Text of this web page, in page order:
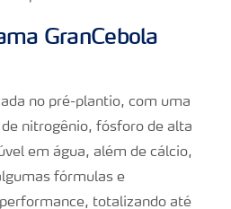
GranCebola
no pré-plantio, com uma
nitrogênio, fósforo de alta
em água, além de cálcio,
fórmulas e
totalizando até